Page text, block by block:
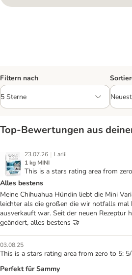
Filtern nach
Top‑Bewertungen aus
23.07.26 | Lariii
1 kg MINI
This is a stars rating area from
Alles bestens
Meine Chihuahua Hündin liebt die Mini
leichter als die großen die wir notfalls mal
ausverkauft war. Seit der neuen Rezeptur
geändert, alles bestens 🤝
03.08.25
This is a stars rating area from zero to 5:
Perfekt für Sammy